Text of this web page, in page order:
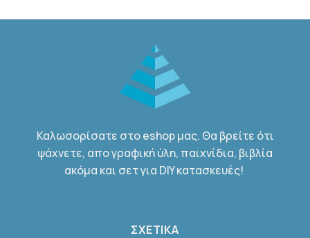
Καλωσορίσατε στο eshop μας. Θα βρείτε ότι
ψάχνετε, απο γραφική ύλη, παιχνίδια, βιβλία
ακόμα και σετ για DIY κατασκευές!
ΣΧΕΤΙΚΑ